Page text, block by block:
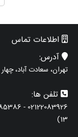
اطلاعات تماس
آدرس:
تهران، سعادت آباد، چهار راه
تلفن ها:
13)